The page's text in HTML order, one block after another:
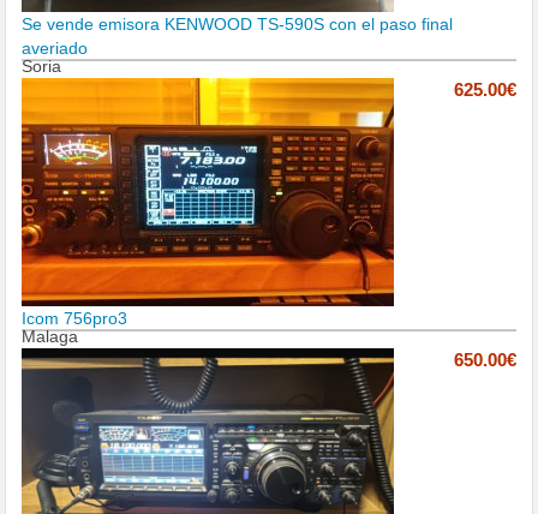
Se vende emisora KENWOOD TS-590S con el paso final
averiado
Soria
625.00€
Icom 756pro3
Malaga
650.00€